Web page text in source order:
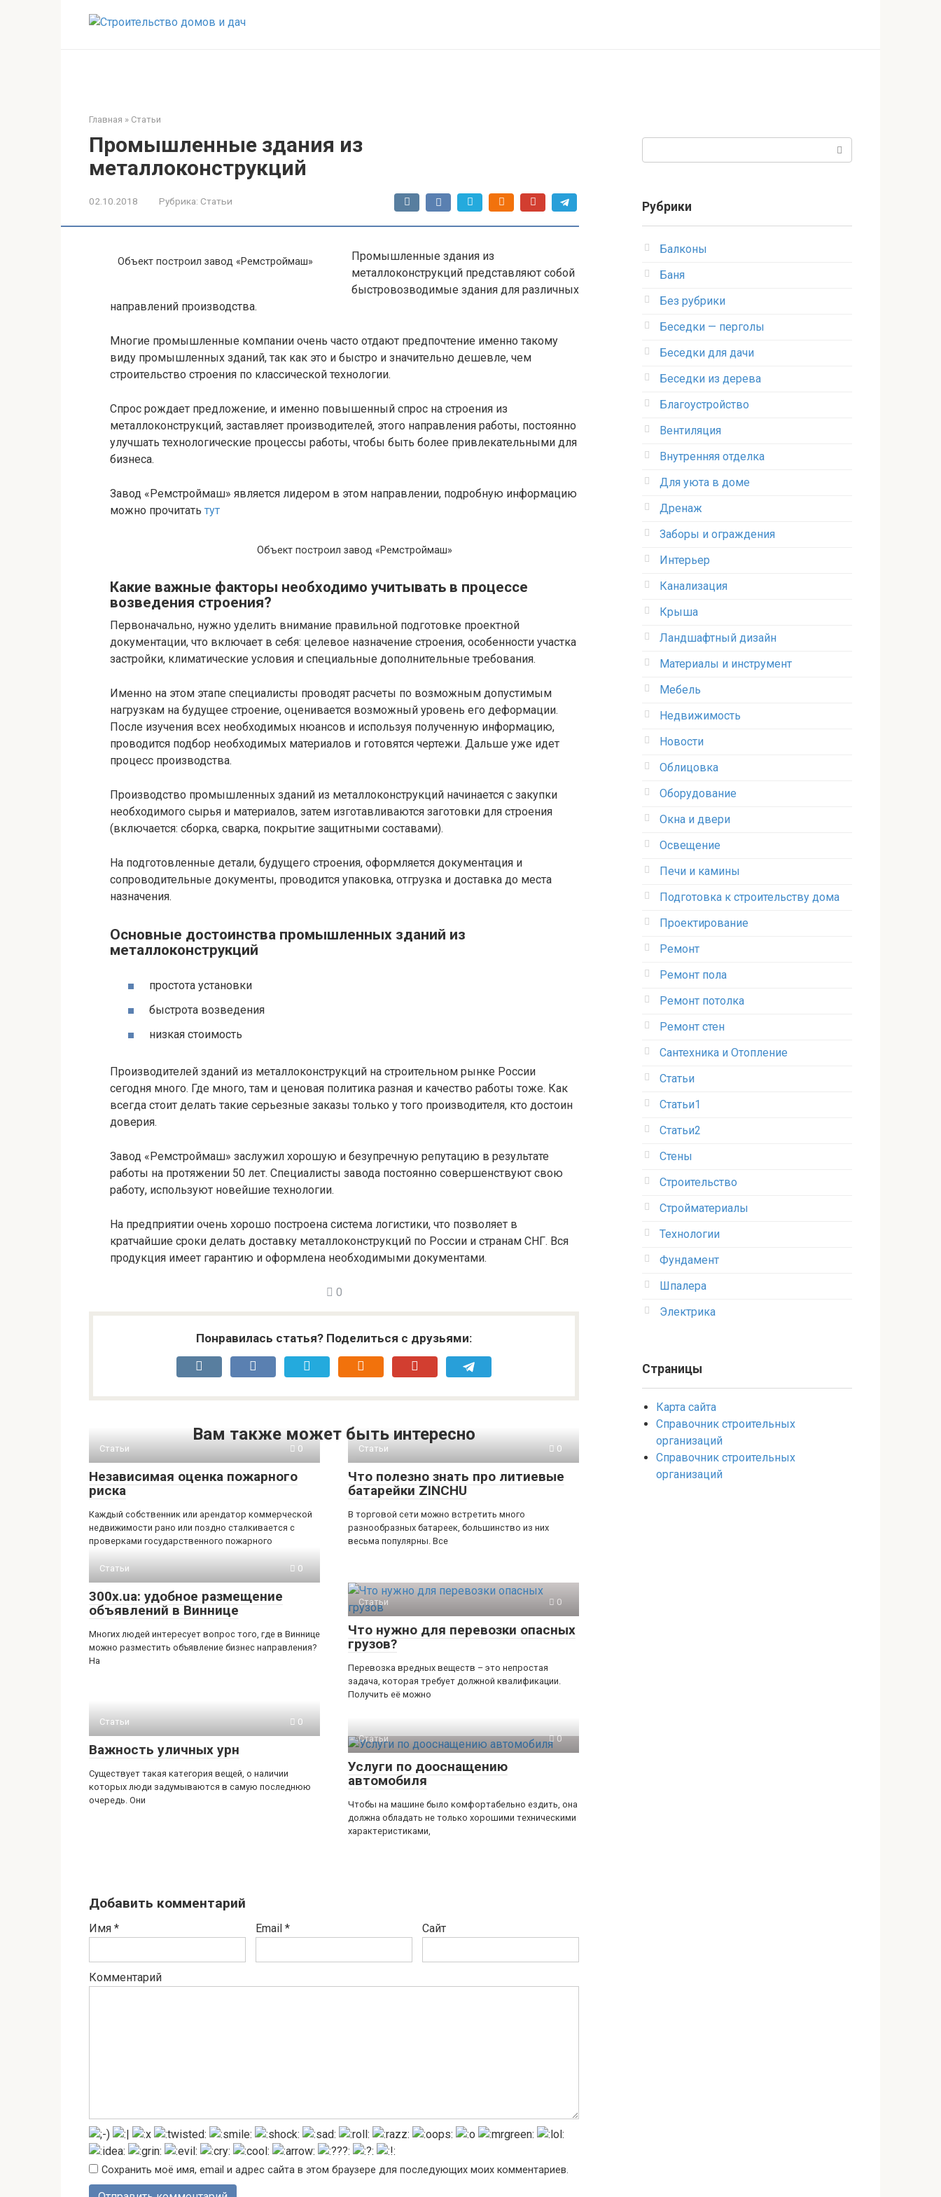
Главная » Статьи
Промышленные здания из
металлоконструкций
02.10.2018 Рубрика: Статьи
Объект построил завод «Ремстроймаш»
Промышленные здания из
металлоконструкций представляют собой
быстровозводимые здания для различных
направлений производства.
Многие промышленные компании очень часто отдают предпочтение именно такому
виду промышленных зданий, так как это и быстро и значительно дешевле, чем
строительство строения по классической технологии.
Спрос рождает предложение, и именно повышенный спрос на строения из
металлоконструкций, заставляет производителей, этого направления работы, постоянно
улучшать технологические процессы работы, чтобы быть более привлекательными для
бизнеса.
Завод «Ремстроймаш» является лидером в этом направлении, подробную информацию
можно прочитать тут
Объект построил завод «Ремстроймаш»
Какие важные факторы необходимо учитывать в процессе
возведения строения?
Первоначально, нужно уделить внимание правильной подготовке проектной
документации, что включает в себя: целевое назначение строения, особенности участка
застройки, климатические условия и специальные дополнительные требования.
Именно на этом этапе специалисты проводят расчеты по возможным допустимым
нагрузкам на будущее строение, оценивается возможный уровень его деформации.
После изучения всех необходимых нюансов и используя полученную информацию,
проводится подбор необходимых материалов и готовятся чертежи. Дальше уже идет
процесс производства.
Производство промышленных зданий из металлоконструкций начинается с закупки
необходимого сырья и материалов, затем изготавливаются заготовки для строения
(включается: сборка, сварка, покрытие защитными составами).
На подготовленные детали, будущего строения, оформляется документация и
сопроводительные документы, проводится упаковка, отгрузка и доставка до места
назначения.
Основные достоинства промышленных зданий из
металлоконструкций
простота установки
быстрота возведения
низкая стоимость
Производителей зданий из металлоконструкций на строительном рынке России
сегодня много. Где много, там и ценовая политика разная и качество работы тоже. Как
всегда стоит делать такие серьезные заказы только у того производителя, кто достоин
доверия.
Завод «Ремстроймаш» заслужил хорошую и безупречную репутацию в результате
работы на протяжении 50 лет. Специалисты завода постоянно совершенствуют свою
работу, используют новейшие технологии.
На предприятии очень хорошо построена система логистики, что позволяет в
кратчайшие сроки делать доставку металлоконструкций по России и странам СНГ. Вся
продукция имеет гарантию и оформлена необходимыми документами.
0
Понравилась статья? Поделиться с друзьями:
Вам также может быть интересно
Статьи 0
Независимая оценка пожарного
риска
Каждый собственник или арендатор коммерческой
недвижимости рано или поздно сталкивается с
проверками государственного пожарного
Статьи 0
Что полезно знать про литиевые
батарейки ZINCHU
В торговой сети можно встретить много
разнообразных батареек, большинство из них
весьма популярны. Все
Статьи 0
300x.ua: удобное размещение
объявлений в Виннице
Многих людей интересует вопрос того, где в Виннице
можно разместить объявление бизнес направления?
На
Статьи 0
Что нужно для перевозки опасных
грузов?
Перевозка вредных веществ – это непростая
задача, которая требует должной квалификации.
Получить её можно
Статьи 0
Важность уличных урн
Существует такая категория вещей, о наличии
которых люди задумываются в самую последнюю
очередь. Они
Статьи 0
Услуги по дооснащению
автомобиля
Чтобы на машине было комфортабельно ездить, она
должна обладать не только хорошими техническими
характеристиками,
Добавить комментарий
Имя * Email * Сайт
Комментарий
Сохранить моё имя, email и адрес сайта в этом браузере для последующих моих комментариев.
Рубрики
Балконы
Баня
Без рубрики
Беседки — перголы
Беседки для дачи
Беседки из дерева
Благоустройство
Вентиляция
Внутренняя отделка
Для уюта в доме
Дренаж
Заборы и ограждения
Интерьер
Канализация
Крыша
Ландшафтный дизайн
Материалы и инструмент
Мебель
Недвижимость
Новости
Облицовка
Оборудование
Окна и двери
Освещение
Печи и камины
Подготовка к строительству дома
Проектирование
Ремонт
Ремонт пола
Ремонт потолка
Ремонт стен
Сантехника и Отопление
Статьи
Статьи1
Статьи2
Стены
Строительство
Стройматериалы
Технологии
Фундамент
Шпалера
Электрика
Страницы
Карта сайта
Справочник строительных
организаций
Справочник строительных
организаций